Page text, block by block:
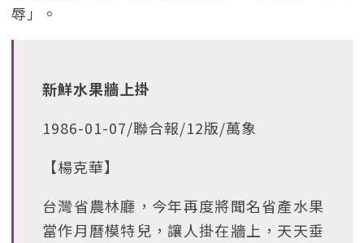
辱」。
新鮮水果牆上掛
1986-01-07/聯合報/12版/萬象
【楊克華】
台灣省農林廳，今年再度將聞名省產水果
當作月曆模特兒，讓人掛在牆上，天天垂